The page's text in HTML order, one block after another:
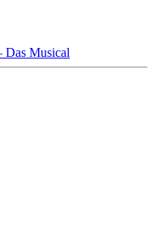
Musical